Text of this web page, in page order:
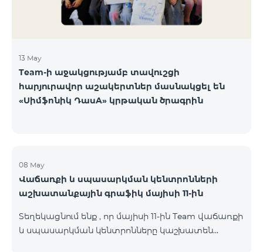
13 May
Team-ի աջակցությամբ տավուշցի
հարյուրավոր աշակերտներ մասնակցել են
«Սիմֆոնիկ ԴասA» կրթական ծրագրին
08 May
Վաճառքի և սպասարկման կենտրոնների
աշխատանքային գրաֆիկ մայիսի 11-ին
Տեղեկացնում ենք , որ մայիսի 11-ին Team վաճառքի
և սպասարկման կենտրոնները կաշխատեն